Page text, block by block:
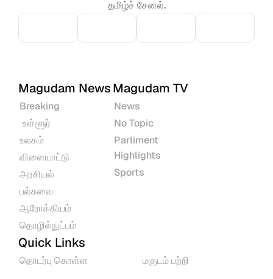
தமிழ்ச் சேனல்.
Magudam News
Breaking
உள்ளூர்
உலகம்
விளையாட்டு
அரசியல்
பல்சுவை
ஆரோக்கியம்
தொழில்நுட்பம்
Magudam TV
News
No Topic
Parliment
Highlights
Sports
Quick Links
தொடர்பு கொள்ள மகுடம் பற்றி